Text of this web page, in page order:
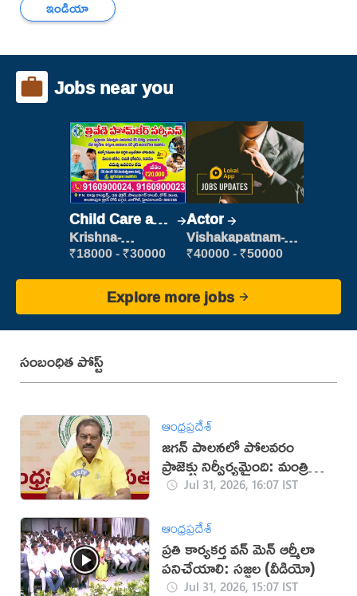
ఇండియా
Jobs near you
Child Care and
Patient care
Krishna-
vijayawada
₹18000 - ₹30000
Actor
Vishakapatnam-
new
₹40000 - ₹50000
Explore more jobs
సంబంధిత పోస్ట్
ఆంధ్రప్రదేశ్
జగన్‌ పాలనలో పోలవరం
ప్రాజెక్టు నిర్వీర్యమైంది: మంత్రి
నిమ్మలJul 31, 2026, 16:07 IST
ఆంధ్రప్రదేశ్
ప్రతి కార్యకర్త వన్ మెన్ ఆర్మీలా
పనిచేయాలి: సజ్జల (వీడియో)
Jul 31, 2026, 15:07 IST